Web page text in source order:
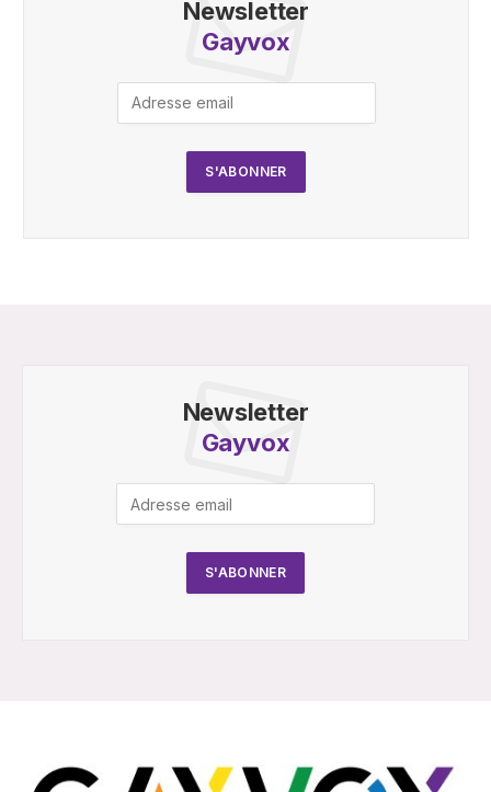
Newsletter
Gayvox
Newsletter
Gayvox